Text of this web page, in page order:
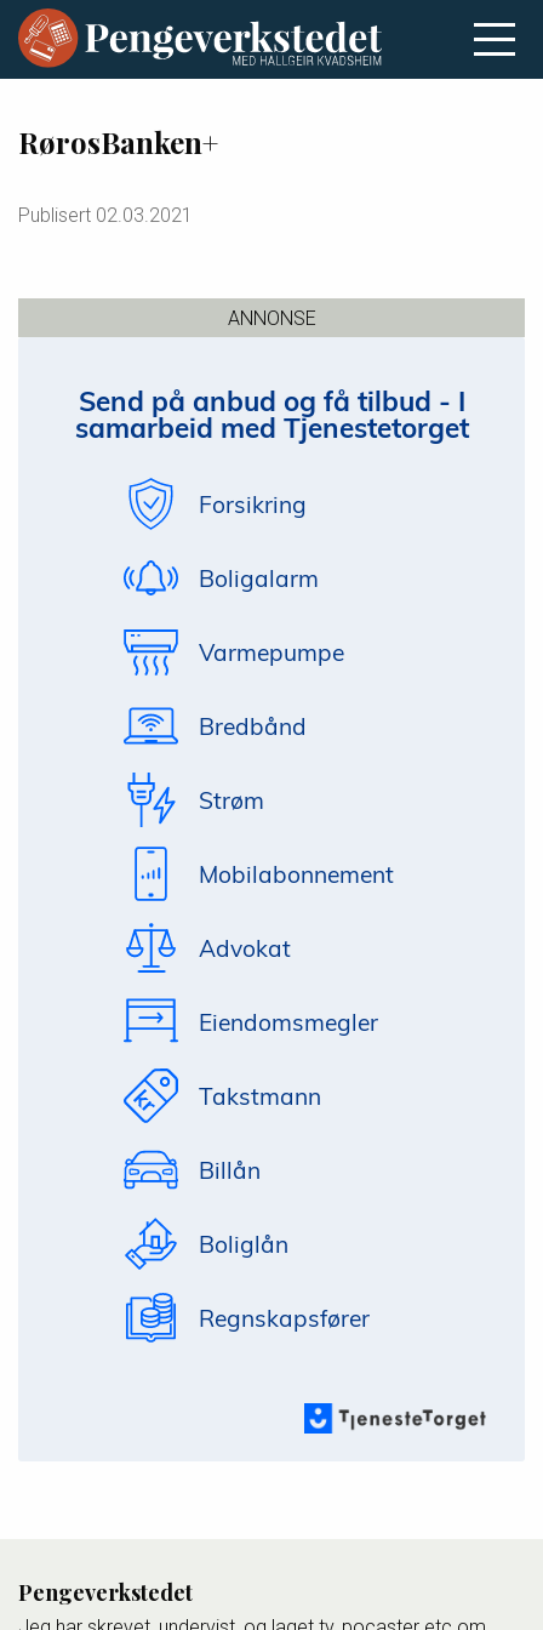
RørosBanken+
Publisert 02.03.2021
ANNONSE
Send på anbud og få tilbud - I
samarbeid med Tjenestetorget
Forsikring
Boligalarm
Varmepumpe
Bredbånd
Strøm
Mobilabonnement
Advokat
Eiendomsmegler
Takstmann
Billån
Boliglån
Regnskapsfører
Pengeverkstedet